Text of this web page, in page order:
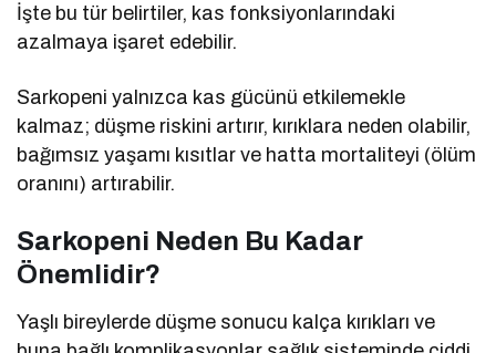
İşte bu tür belirtiler, kas fonksiyonlarındaki
azalmaya işaret edebilir.
Sarkopeni yalnızca kas gücünü etkilemekle
kalmaz; düşme riskini artırır, kırıklara neden olabilir,
bağımsız yaşamı kısıtlar ve hatta mortaliteyi (ölüm
oranını) artırabilir.
Sarkopeni Neden Bu Kadar
Önemlidir?
Yaşlı bireylerde düşme sonucu kalça kırıkları ve